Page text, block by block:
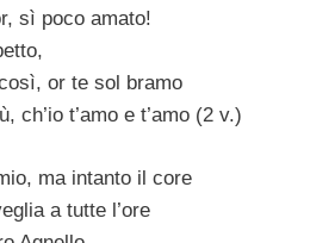
sì poco amato!
or te sol bramo
ch’io t’amo e t’amo (2 v.)
ma intanto il core
a tutte l’ore